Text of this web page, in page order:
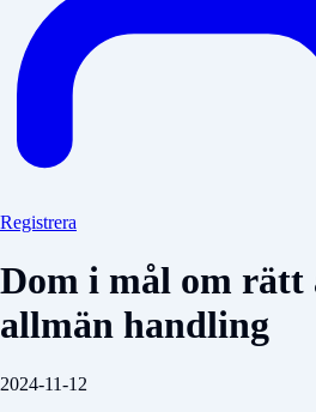
Registrera
Dom i mål om rätt
allmän handling
2024-11-12